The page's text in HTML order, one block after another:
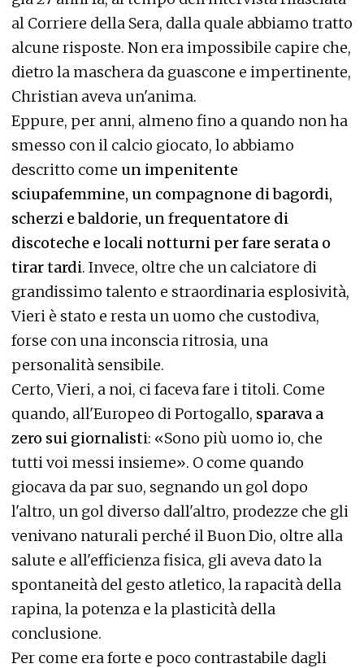
al Corriere della Sera, dalla quale abbiamo tratto
alcune risposte. Non era impossibile capire che,
dietro la maschera da guascone e impertinente,
Christian aveva un'anima.
Eppure, per anni, almeno fino a quando non ha
smesso con il calcio giocato, lo abbiamo
descritto come un impenitente
sciupafemmine, un compagnone di bagordi,
scherzi e baldorie, un frequentatore di
discoteche e locali notturni per fare serata o
tirar tardi. Invece, oltre che un calciatore di
grandissimo talento e straordinaria esplosività,
Vieri è stato e resta un uomo che custodiva,
forse con una inconscia ritrosia, una
personalità sensibile.
Certo, Vieri, a noi, ci faceva fare i titoli. Come
quando, all'Europeo di Portogallo, sparava a
zero sui giornalisti: «Sono più uomo io, che
tutti voi messi insieme». O come quando
giocava da par suo, segnando un gol dopo
l'altro, un gol diverso dall'altro, prodezze che gli
venivano naturali perché il Buon Dio, oltre alla
salute e all'efficienza fisica, gli aveva dato la
spontaneità del gesto atletico, la rapacità della
rapina, la potenza e la plasticità della
conclusione.
Per come era forte e poco contrastabile dagli